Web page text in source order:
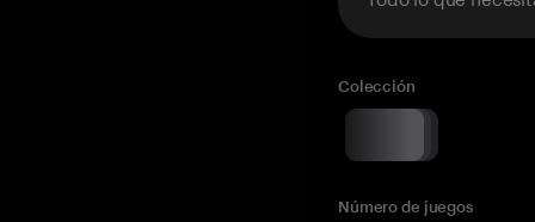
Colección
Número de juegos